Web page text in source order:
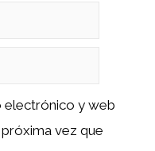
electrónico y web
vez que